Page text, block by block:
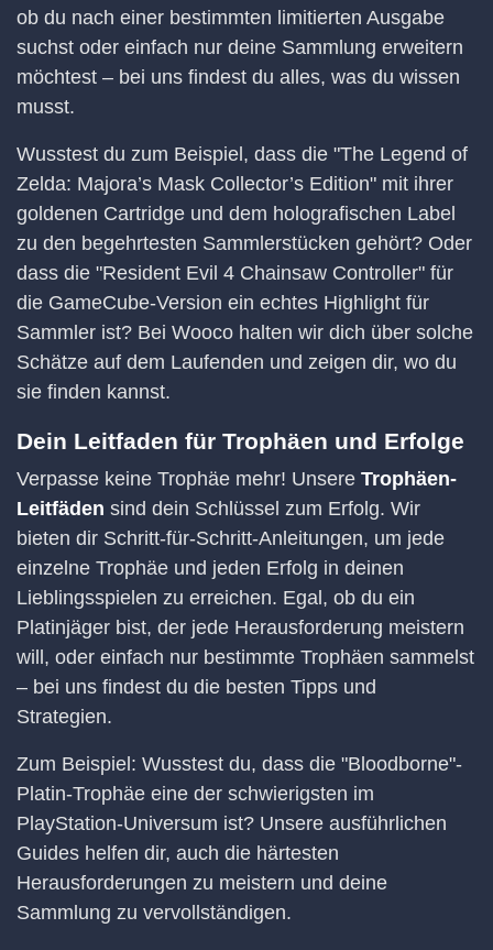
ob du nach einer bestimmten limitierten Ausgabe
suchst oder einfach nur deine Sammlung erweitern
möchtest – bei uns findest du alles, was du wissen
musst.
Wusstest du zum Beispiel, dass die "The Legend of
Zelda: Majora’s Mask Collector’s Edition" mit ihrer
goldenen Cartridge und dem holografischen Label
zu den begehrtesten Sammlerstücken gehört? Oder
dass die "Resident Evil 4 Chainsaw Controller" für
die GameCube-Version ein echtes Highlight für
Sammler ist? Bei Wooco halten wir dich über solche
Schätze auf dem Laufenden und zeigen dir, wo du
sie finden kannst.
Dein Leitfaden für Trophäen und Erfolge
Verpasse keine Trophäe mehr! Unsere Trophäen-
Leitfäden sind dein Schlüssel zum Erfolg. Wir
bieten dir Schritt-für-Schritt-Anleitungen, um jede
einzelne Trophäe und jeden Erfolg in deinen
Lieblingsspielen zu erreichen. Egal, ob du ein
Platinjäger bist, der jede Herausforderung meistern
will, oder einfach nur bestimmte Trophäen sammelst
– bei uns findest du die besten Tipps und
Strategien.
Zum Beispiel: Wusstest du, dass die "Bloodborne"-
Platin-Trophäe eine der schwierigsten im
PlayStation-Universum ist? Unsere ausführlichen
Guides helfen dir, auch die härtesten
Herausforderungen zu meistern und deine
Sammlung zu vervollständigen.